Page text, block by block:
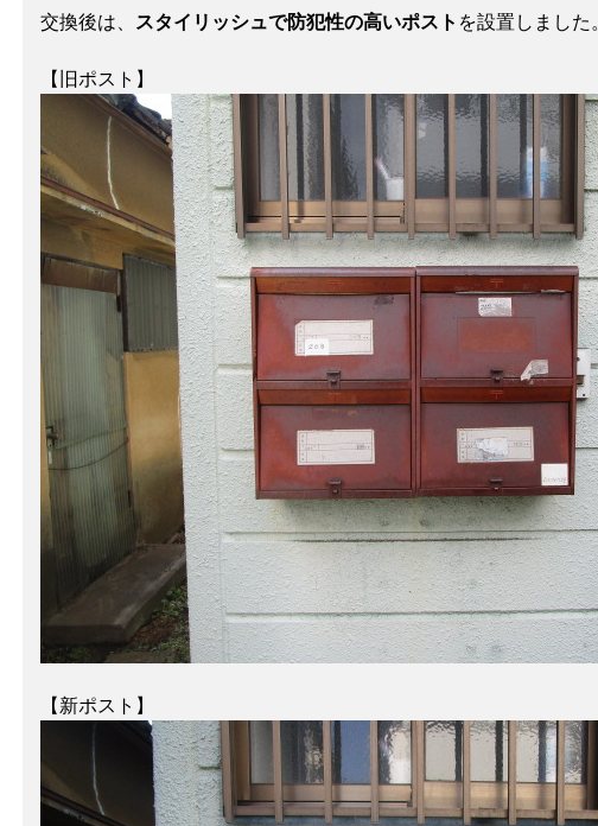
交換後は、 スタイリッシュで防犯性の高いポスト を設置しました
【旧ポスト】
【新ポスト】